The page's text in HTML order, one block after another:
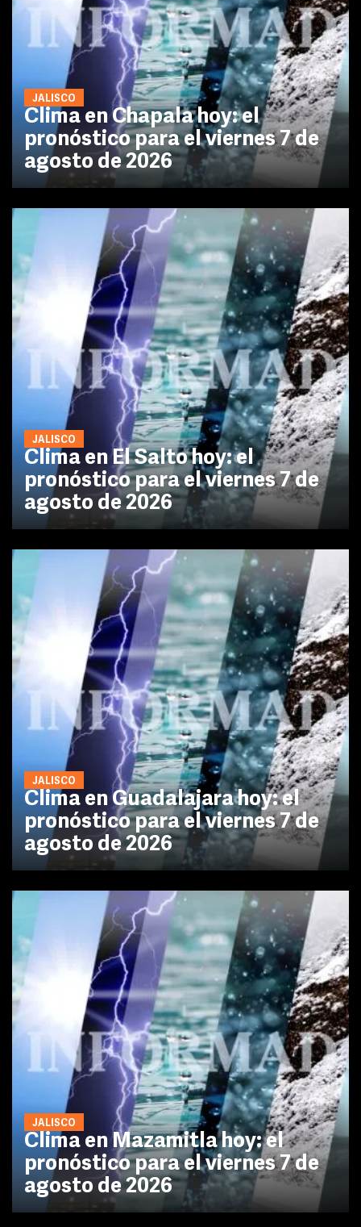
JALISCO
Clima en Chapala hoy: el
pronóstico para el viernes 7 de
agosto de 2026
JALISCO
Clima en El Salto hoy: el
pronóstico para el viernes 7 de
agosto de 2026
JALISCO
Clima en Guadalajara hoy: el
pronóstico para el viernes 7 de
agosto de 2026
JALISCO
Clima en Mazamitla hoy: el
pronóstico para el viernes 7 de
agosto de 2026